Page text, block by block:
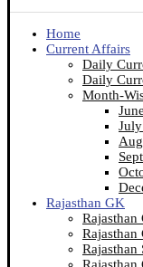
Home
Current Affairs
Daily
Daily
Month-
Rajasthan GK
Rajasthan